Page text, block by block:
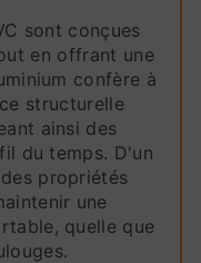
sont conçues
en offrant une
confère à
structurelle
ainsi des
du temps. D'un
propriétés
une
quelle que